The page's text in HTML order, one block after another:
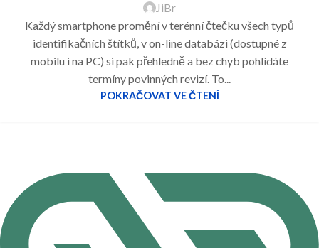
JiBr
Každý smartphone promění v terénní čtečku všech typů
identifikačních štítků, v on-line databázi (dostupné z
mobilu i na PC) si pak přehledně a bez chyb pohlídáte
termíny povinných revizí. To...
POKRAČOVAT VE ČTENÍ